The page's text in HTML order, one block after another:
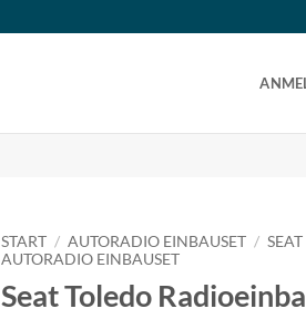
START / AUTORADIO EINBAUSET / SEAT
AUTORADIO EINBAUSET
Seat Toledo